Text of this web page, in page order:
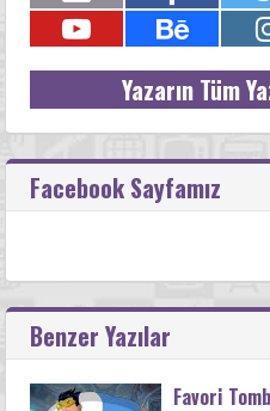
Yazarın Tüm
Facebook Sayfamız
Benzer Yazılar
Favori